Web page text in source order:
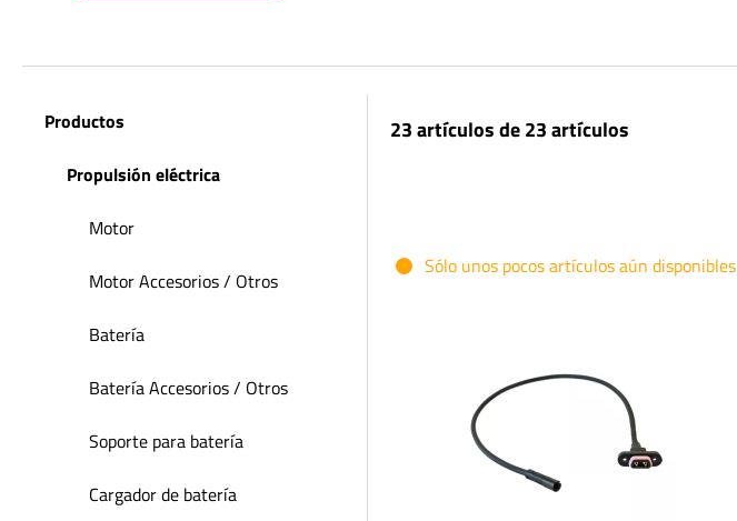
Productos
Propulsión eléctrica
Motor
Motor Accesorios / Otros
Batería
Batería Accesorios / Otros
Soporte para batería
Cargador de batería
23 artículos de 23 artículos
Sólo unos pocos artículos aún disponibles